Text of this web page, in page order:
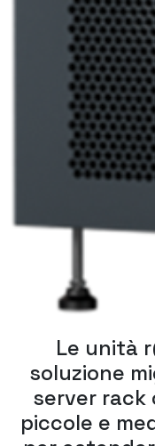
Le unità
soluzione
server rack
piccole e